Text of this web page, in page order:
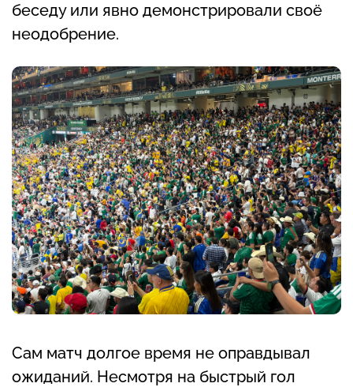
беседу или явно демонстрировали своё
неодобрение.
Сам матч долгое время не оправдывал
ожиданий. Несмотря на быстрый гол